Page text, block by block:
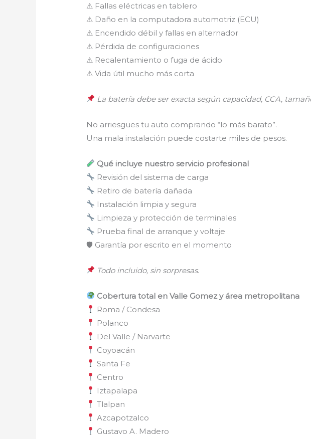
⚠ Fallas eléctricas en tablero
⚠ Daño en la computadora automotriz (ECU)
⚠ Encendido débil y fallas en alternador
⚠ Pérdida de configuraciones
⚠ Recalentamiento o fuga de ácido
⚠ Vida útil mucho más corta
La batería debe ser exacta según capacidad, CCA,
No arriesgues tu auto comprando “lo más barato”.
Una mala instalación puede costarte miles de pesos.
Qué incluye nuestro servicio profesional
Revisión del sistema de carga
Retiro de batería dañada
Instalación limpia y segura
Limpieza y protección de terminales
Prueba final de arranque y voltaje
🛡 Garantía por escrito en el momento
Todo incluido, sin sorpresas.
Cobertura total en Valle Gomez y área metropolitana
Roma / Condesa
Polanco
Del Valle / Narvarte
Coyoacán
Santa Fe
Centro
Iztapalapa
Tlalpan
Azcapotzalco
Gustavo A. Madero